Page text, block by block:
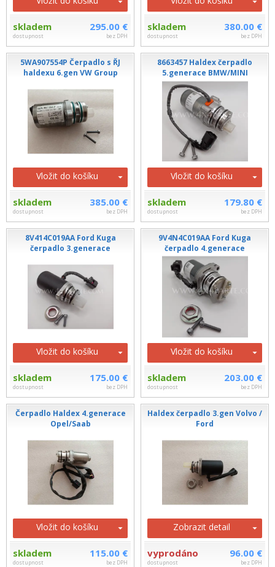
skladem
dostupnost
295.00 €
bez DPH
skladem
dostupnost
380.00 €
bez DPH
5WA907554P Čerpadlo s ŘJ
haldexu 6.gen VW Group
Vložit do košíku
skladem
dostupnost
385.00 €
bez DPH
8663457 Haldex čerpadlo
5.generace BMW/MINI
Vložit do košíku
skladem
dostupnost
179.80 €
bez DPH
8V414C019AA Ford Kuga
čerpadlo 3.generace
Vložit do košíku
skladem
dostupnost
175.00 €
bez DPH
9V4N4C019AA Ford Kuga
čerpadlo 4.generace
Vložit do košíku
skladem
dostupnost
203.00 €
bez DPH
Čerpadlo Haldex 4.generace
Opel/Saab
Vložit do košíku
skladem
dostupnost
115.00 €
bez DPH
Haldex čerpadlo 3.gen Volvo /
Ford
Zobrazit detail
vyprodáno
dostupnost
96.00 €
bez DPH